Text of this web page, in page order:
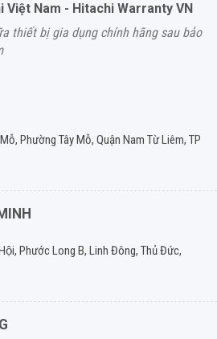
Việt Nam - Hitachi Warranty VN
thiết bị gia dụng chính hãng sau bảo
Phường Tây Mỗ, Quận Nam Từ Liêm, TP
Phước Long B, Linh Đông, Thủ Đức,